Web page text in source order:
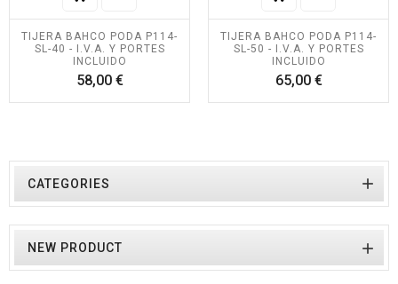
TIJERA BAHCO PODA P114-
SL-40 - I.V.A. Y PORTES
INCLUIDO
58,00 €Precio
TIJERA BAHCO PODA P114-
SL-50 - I.V.A. Y PORTES
INCLUIDO
65,00 €Precio
CATEGORIES 
NEW PRODUCT 